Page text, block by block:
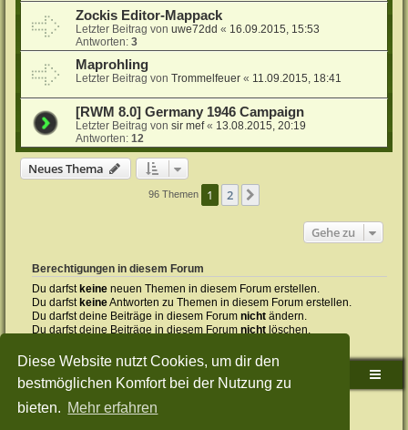
Diese Website nutzt Cookies, um dir den
bestmöglichen Komfort bei der Nutzung zu
bieten. Mehr erfahren
Zockis Editor-Mappack
Letzter Beitrag vonuwe72dd « 16.09.2015, 15:53
Antworten:3
Maprohling
Letzter Beitrag vonTrommelfeuer « 11.09.2015, 18:41
[RWM 8.0] Germany 1946 Campaign
Letzter Beitrag vonsir mef« 13.08.2015, 20:19
Antworten:12
Neues Thema
96 Themen 1 2
Gehe zu
Berechtigungen in diesem Forum
Du darfst keine neuen Themen in diesem Forum erstellen.
Du darfst keineAntworten zu Themen in diesem Forum erstellen.
Du darfst deine Beiträge in diesem Forumnicht ändern.
Du darfst deine Beiträge in diesem Forumnicht löschen.
Sudden-Strike-Maps.de Hauptseite Foren-Übersicht
Powered byphpBB® Forum Software © phpBB Limited